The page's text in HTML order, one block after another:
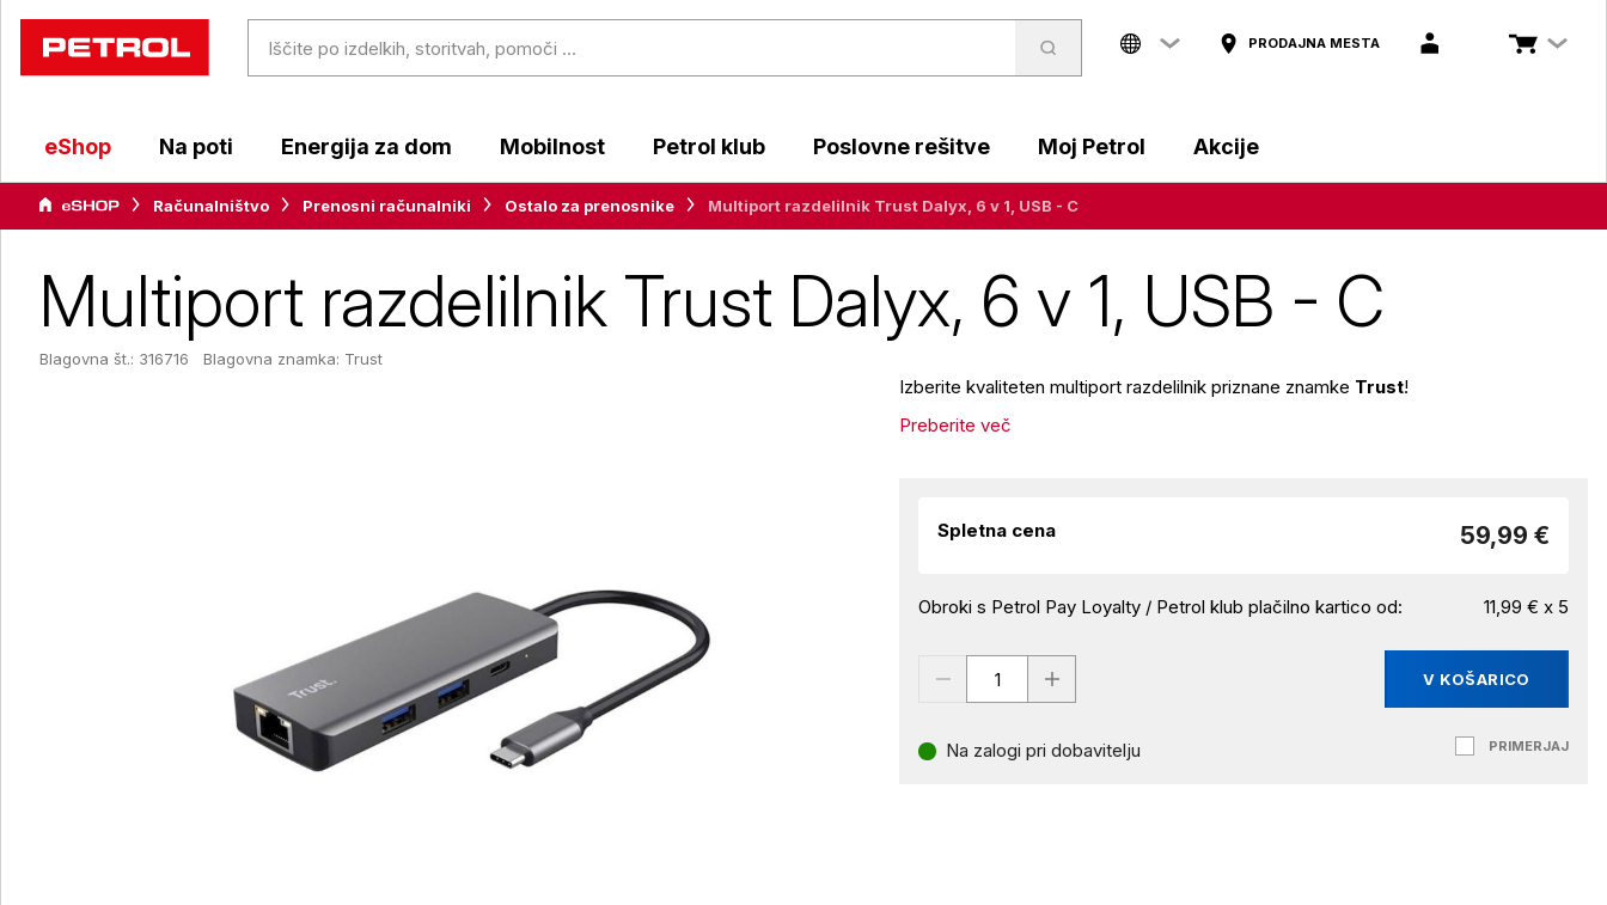
PRODAJNA MESTA
eShop Na poti Energija za dom Mobilnost Petrol klub Poslovne rešitve Moj Petrol Akcije
Računalništvo Prenosni računalniki Ostalo za prenosnike Multiport razdelilnik Trust Dalyx, 6 v 1, USB - C
Multiport razdelilnik Trust Dalyx, 6 v 1, USB - C
Blagovna št.: 316716 Blagovna znamka: Trust
Izberite kvaliteten multiport razdelilnik priznane znamke Trust!
Preberite več
Spletna cena 59,99 €
Obroki s Petrol Pay Loyalty / Petrol klub plačilno kartico od: 11,99 € x 5
V KOŠARICO
Na zalogi pri dobavitelju PRIMERJAJ